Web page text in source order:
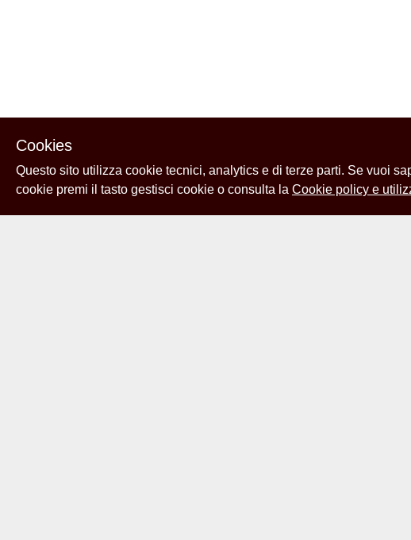
Cookies
Questo sito utilizza cookie tecnici, analytics e di terze parti. Se vuoi
cookie premi il tasto gestisci cookie o consulta la Cookie policy e